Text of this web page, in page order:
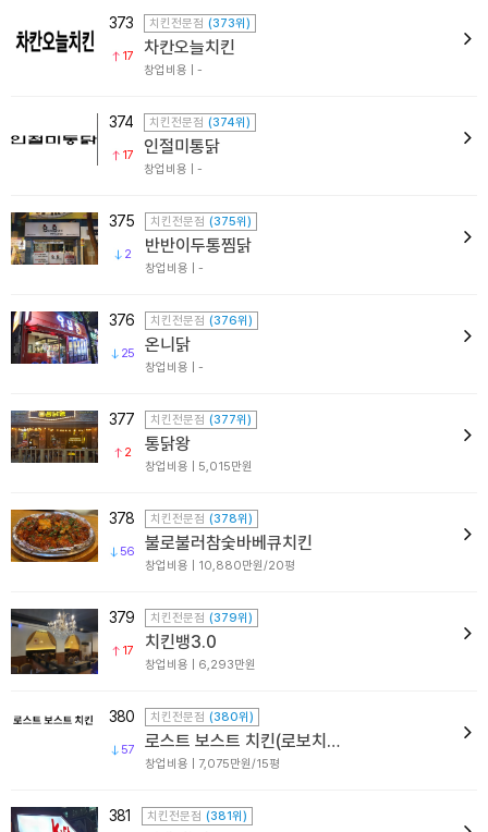
373
17
치킨전문점 (373위)
차칸오늘치킨
창업비용 | -
374
17
치킨전문점 (374위)
인절미통닭
창업비용 | -
375
2
치킨전문점 (375위)
반반이두통찜닭
창업비용 | -
376
25
치킨전문점 (376위)
온니닭
창업비용 | -
377
2
치킨전문점 (377위)
통닭왕
창업비용 | 5,015만원
378
56
치킨전문점 (378위)
불로불러참숯바베큐치킨
창업비용 | 10,880만원/20평
379
17
치킨전문점 (379위)
치킨뱅3.0
창업비용 | 6,293만원
380
57
치킨전문점 (380위)
로스트 보스트 치킨(로보치킨)
창업비용 | 7,075만원/15평
381 치킨전문점 (381위)